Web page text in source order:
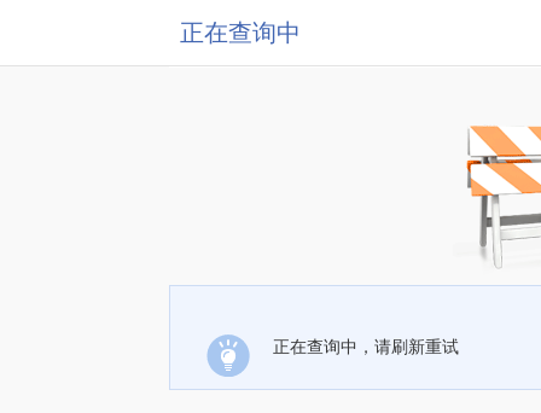
正在查询中
正在查询中，请刷新重试